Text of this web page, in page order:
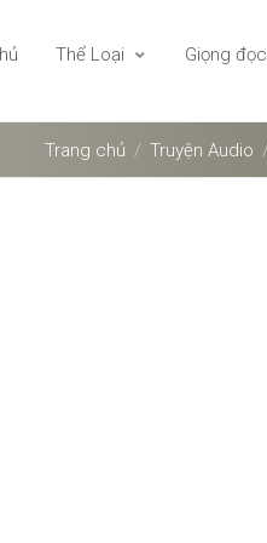
Thể Loại Giọng đọc
Trang chủ Truyện Audio